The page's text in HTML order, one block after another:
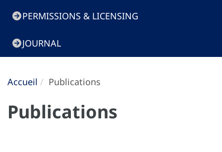
PERMISSIONS & LICENSING
JOURNAL
Accueil Publications
Publications